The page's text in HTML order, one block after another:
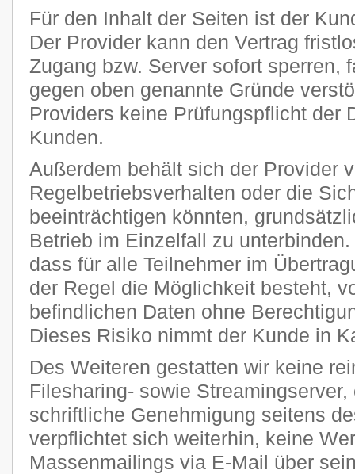
Für den Inhalt der Seiten ist der
Der Provider kann den Vertrag
Zugang bzw. Server sofort sperren,
gegen oben genannte Gründe
Providers keine Prüfungspflicht der
Kunden.
Außerdem behält sich der Provider
Regelbetriebsverhalten oder die
beeinträchtigen könnten,
Betrieb im Einzelfall zu
dass für alle Teilnehmer im
der Regel die Möglichkeit besteht,
befindlichen Daten ohne
Dieses Risiko nimmt der Kunde in
Des Weiteren gestatten wir keine
Filesharing- sowie
schriftliche Genehmigung seitens
verpflichtet sich weiterhin, keine
Massenmailings via E-Mail über